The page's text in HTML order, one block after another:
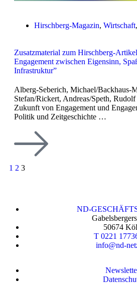
Hirschberg-Magazin, Wirtschaft,
Zusatzmaterial zum Hirschberg-
Engagement zwischen Eigensinn,
Infrastruktur”
Alberg-Seberich, Michael/Backhaus-
Stefan/Rickert, Andreas/Speth,
Zukunft von Engagement und
Politik und Zeitgeschichte …
1 2 3
ND-
50674
T 0221
info@nd-